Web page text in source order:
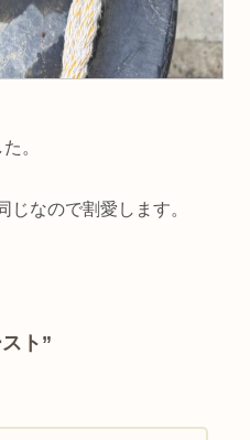
。
じなので割愛します。
ト”